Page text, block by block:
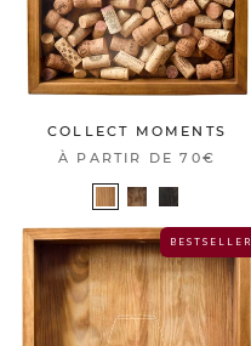
COLLECT MOMENTS
À PARTIR DE70€
B E S T S E L L E R